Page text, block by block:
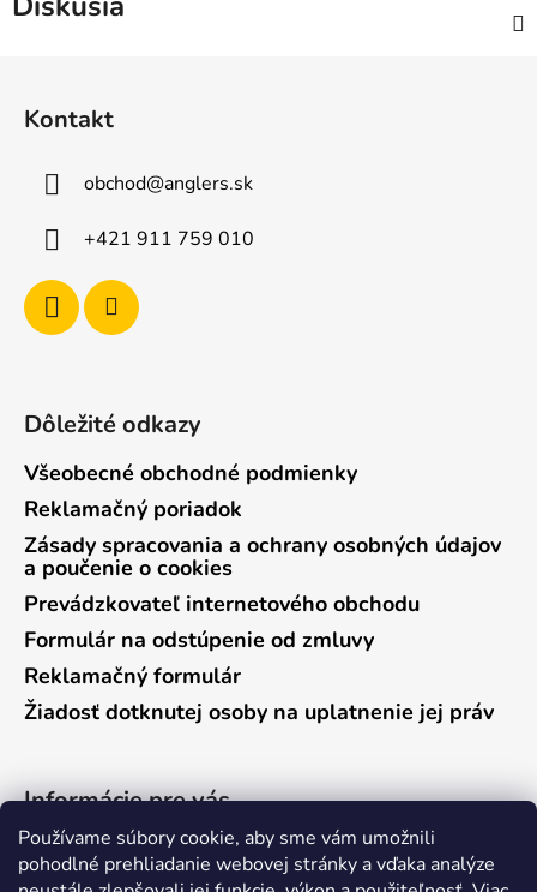
Používame súbory cookie, aby sme vám umožnili
pohodlné prehliadanie webovej stránky a vďaka analýze
Kontakt
obchod@anglers.sk
+421 911 759 010
Dôležité odkazy
Všeobecné obchodné podmienky
Reklamačný poriadok
Zásady spracovania a ochrany osobných údajov
a poučenie o cookies
Prevádzkovateľ internetového obchodu
Formulár na odstúpenie od zmluvy
Reklamačný formulár
Žiadosť dotknutej osoby na uplatnenie jej práv
Informácie pre vás
Predajňa Vráble